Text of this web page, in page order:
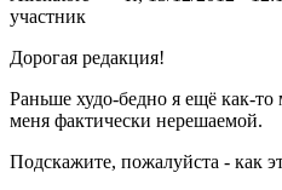
участник
Дорогая редакция!
Раньше худо-бедно я ещё как-
меня фактически нерешаемой.
Подскажите, пожалуйста - как